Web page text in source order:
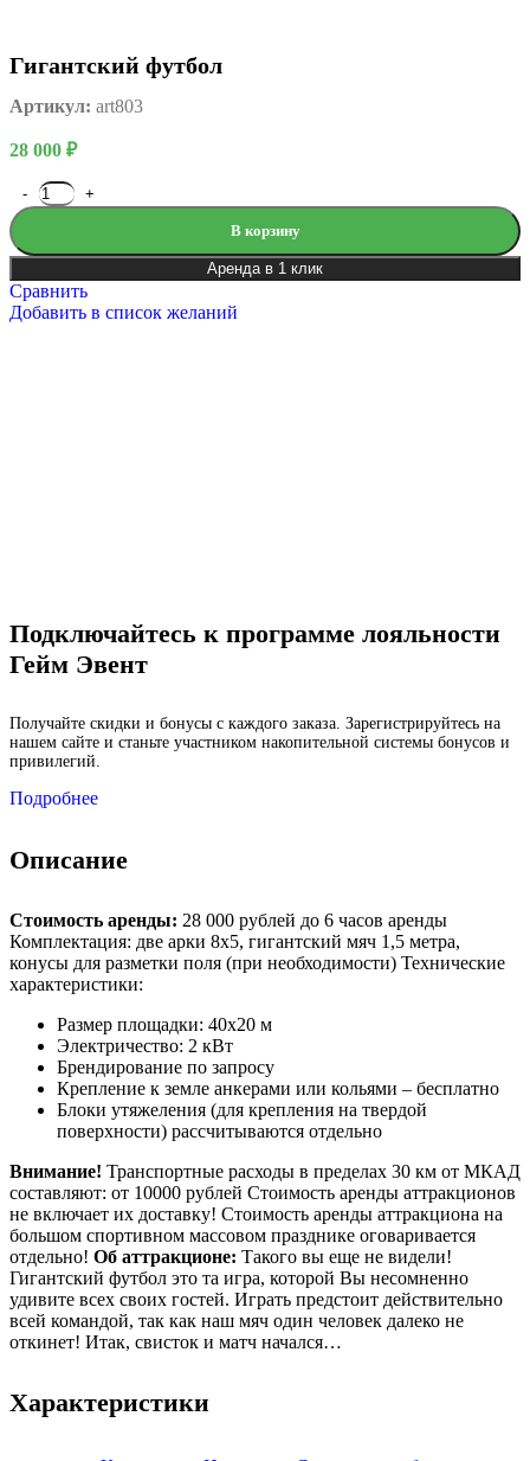
Гигантский футбол
Артикул: art803
28 000 ₽
В корзину
Аренда в 1 клик
Сравнить
Добавить в список желаний
Подключайтесь к программе лояльности
Гейм Эвент
Получайте скидки и бонусы с каждого заказа. Зарегистрируйтесь на
нашем сайте и станьте участником накопительной системы бонусов и
привилегий.
Подробнее
Описание
Стоимость аренды: 28 000 рублей до 6 часов аренды
Комплектация: две арки 8х5, гигантский мяч 1,5 метра,
конусы для разметки поля (при необходимости) Технические
характеристики:
Размер площадки: 40х20 м
Электричество: 2 кВт
Брендирование по запросу
Крепление к земле анкерами или кольями – бесплатно
Блоки утяжеления (для крепления на твердой
поверхности) рассчитываются отдельно
Внимание! Транспортные расходы в пределах 30 км от МКАД
составляют: от 10000 рублей Стоимость аренды аттракционов
не включает их доставку! Стоимость аренды аттракциона на
большом спортивном массовом празднике оговаривается
отдельно! Об аттракционе: Такого вы еще не видели!
Гигантский футбол это та игра, которой Вы несомненно
удивите всех своих гостей. Играть предстоит действительно
всей командой, так как наш мяч один человек далеко не
откинет! Итак, свисток и матч начался…
Характеристики